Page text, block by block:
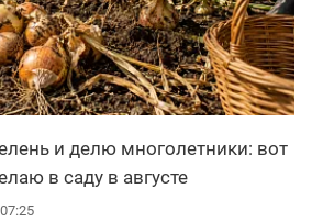
и делю многолетники: вот
в саду в августе